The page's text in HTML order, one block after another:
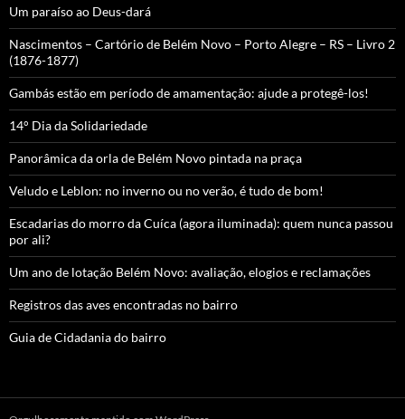
Um paraíso ao Deus-dará
Nascimentos – Cartório de Belém Novo – Porto Alegre – RS – Livro 2
(1876-1877)
Gambás estão em período de amamentação: ajude a protegê-los!
14° Dia da Solidariedade
Panorâmica da orla de Belém Novo pintada na praça
Veludo e Leblon: no inverno ou no verão, é tudo de bom!
Escadarias do morro da Cuíca (agora iluminada): quem nunca passou
por ali?
Um ano de lotação Belém Novo: avaliação, elogios e reclamações
Registros das aves encontradas no bairro
Guia de Cidadania do bairro